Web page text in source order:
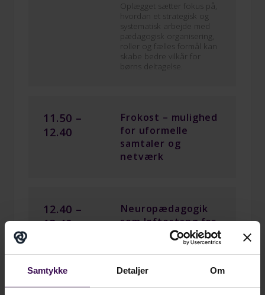
Samtykke Detaljer Om
Oplægget sætter fokus på,
hvordan et strategisk og
systematisk arbejde med
pædagogisk organisering,
roller og fælles formål kan
skabe bedre vilkår for
børns deltagelse.
11.50 –
12.40
Frokost – mulighed
for uformelle
samtaler og
netværk
12.40 –
13.40
Neuropædagogik
som løftestang for
deltagelse og
v. Heidi Ingemann Jensen
Hvordan kan en